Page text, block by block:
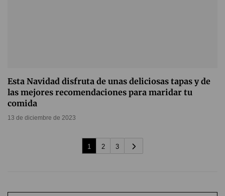
Esta Navidad disfruta de unas deliciosas tapas y de
las mejores recomendaciones para maridar tu
comida
13 de diciembre de 2023
1 2 3